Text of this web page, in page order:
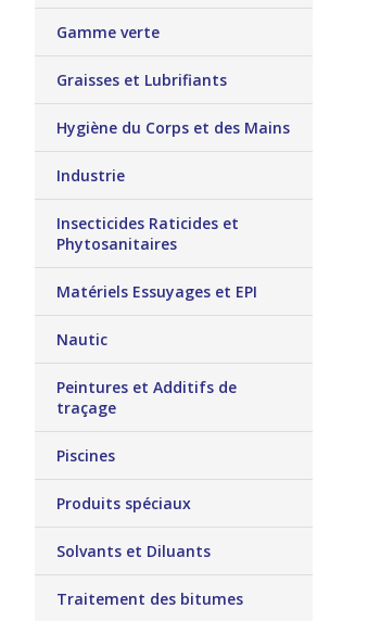
Gamme verte
Graisses et Lubrifiants
Hygiène du Corps et des Mains
Industrie
Insecticides Raticides et
Phytosanitaires
Matériels Essuyages et EPI
Nautic
Peintures et Additifs de
traçage
Piscines
Produits spéciaux
Solvants et Diluants
Traitement des bitumes